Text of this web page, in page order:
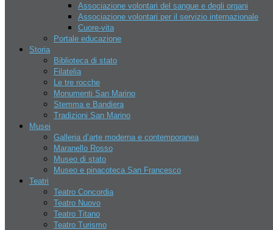
Associazione volontari del sangue e degli organi
Associazione volontari per il servizio internazionale
Cuore-vita
Portale educazione
Storia
Biblioteca di stato
Filatelia
Le tre rocche
Monumenti San Marino
Stemma e Bandiera
Tradizioni San Marino
Musei
Galleria d’arte moderna e contemporanea
Maranello Rosso
Museo di stato
Museo e pinacoteca San Francesco
Teatri
Teatro Concordia
Teatro Nuovo
Teatro Titano
Teatro Turismo
Chi siamo
Disclaimer
Lavoro
Assoc. nazionale dell’industria
Conf. democratica lavoratori
Confederazione del lavoro
Organizzazione del lavoro
autonomo
Ricerca hotel